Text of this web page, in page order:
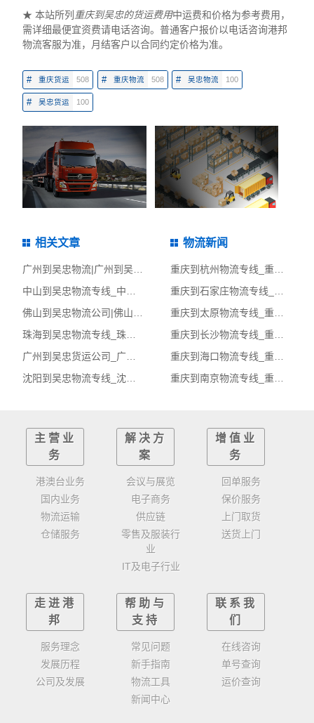
★ 本站所列 重庆到吴忠的货运费用中运费和价格为参考费用，
需详细最便宜资费请电话咨询。普通客户报价以电话咨询港邦
物流客服为准，月结客户以合同约定价格为准。
# 重庆货运 508 # 重庆物流 508 # 吴忠物流 100
# 吴忠货运 100
相关文章
广州到吴忠物流|广州到吴忠货运专线
中山到吴忠物流专线_中山到吴忠物流公司_中山至吴忠物流货运专线
佛山到吴忠物流公司|佛山至吴忠货运公司
珠海到吴忠物流专线_珠海到吴忠物流公司_珠海至吴忠物流货运专线
广州到吴忠货运公司_广州到吴忠物流运输专线_广州到吴忠整车运输专线
沈阳到吴忠物流专线_沈阳到吴忠物流公司_沈阳至吴忠物流货运专线
物流新闻
重庆到杭州物流专线_重庆到杭州物流公司_重庆至杭州物流货运专线
重庆到石家庄物流专线_重庆到石家庄物流公司_重庆至石家庄物流货运专线
重庆到太原物流专线_重庆到太原物流公司_重庆至太原物流货运专线
重庆到长沙物流专线_重庆到长沙物流公司_重庆至长沙物流货运专线
重庆到海口物流专线_重庆到海口物流公司_重庆至海口物流货运专线
重庆到南京物流专线_重庆到南京物流公司_重庆至南京物流货运专线
主营业
务
港澳台业务
国内业务
物流运输
仓储服务
解决方
案
会议与展览
电子商务
供应链
零售及服装行
业
IT及电子行业
增值业
务
回单服务
保价服务
上门取货
送货上门
走进港
邦
服务理念
发展历程
公司及发展
帮助与
支持
常见问题
新手指南
物流工具
新闻中心
联系我
们
在线咨询
单号查询
运价查询